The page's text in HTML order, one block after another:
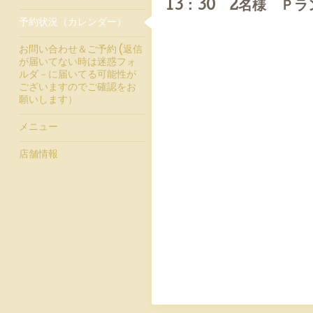
13：30 2名様 Ｐラ
予約状況（カレンダー）
お問い合わせ＆ご予約 (返信
が届いてない時は迷惑フォ
ルダ－に届いてる可能性が
ございますのでご確認をお
願いします）
メニュー
店舗情報